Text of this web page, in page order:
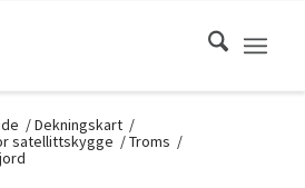
/Dekningskart /
satellittskygge /Troms /